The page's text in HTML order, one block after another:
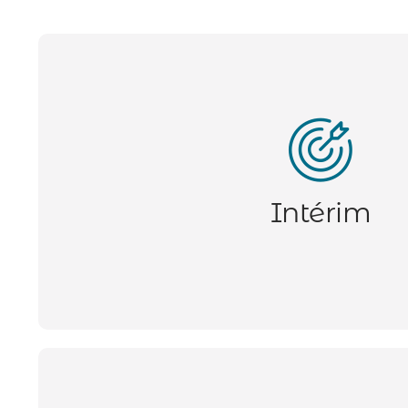
Intérim
Nous nous engageons à faciliter le retour à
accompagnement personnalisé, des